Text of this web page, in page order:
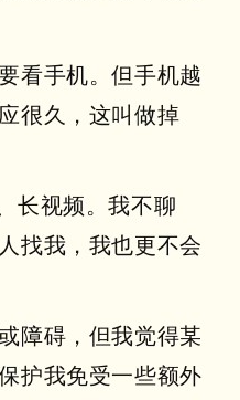
看手机。但手机越
很久，这叫做掉
长视频。我不聊
找我，我也更不会
障碍，但我觉得某
护我免受一些额外